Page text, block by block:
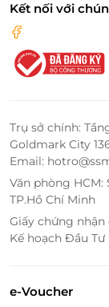
quan một số
trường Lâm
vườn hoa thành
Kết nối với
Trụ sở chính:
Goldmark City
Email:
Văn phòng HCM:
TP.Hồ Chí Minh
Giấy chứng nhận
Kế hoạch Đầu Tư
e-Voucher